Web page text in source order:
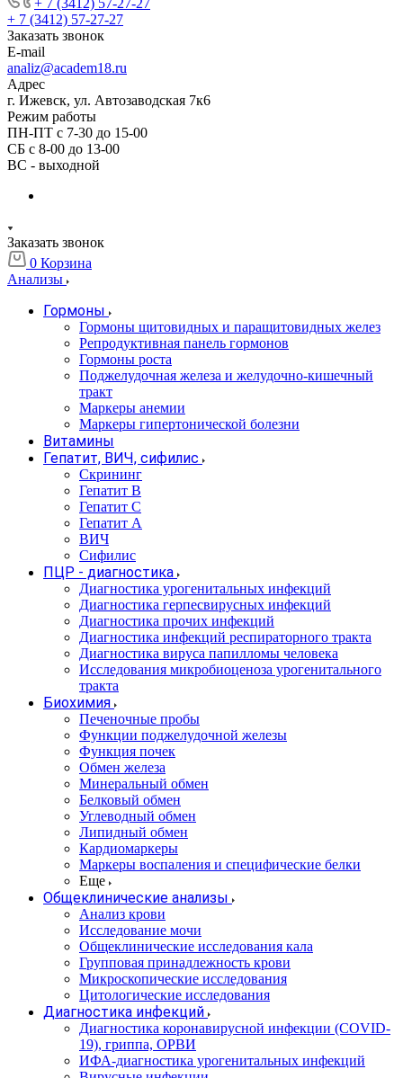
+ 7 (3412) 57-27-27
+ 7 (3412) 57-27-27
Заказать звонок
E-mail
analiz@academ18.ru
Адрес
г. Ижевск, ул. Автозаводская 7к6
Режим работы
ПН-ПТ с 7-30 до 15-00
СБ с 8-00 до 13-00
ВС - выходной
Заказать звонок
0 Корзина
Анализы
Гормоны
Гормоны щитовидных и паращитовидных желез
Репродуктивная панель гормонов
Гормоны роста
Поджелудочная железа и желудочно-кишечный
тракт
Маркеры анемии
Маркеры гипертонической болезни
Витамины
Гепатит, ВИЧ, сифилис
Скрининг
Гепатит В
Гепатит С
Гепатит А
ВИЧ
Сифилис
ПЦР - диагностика
Диагностика урогенитальных инфекций
Диагностика герпесвирусных инфекций
Диагностика прочих инфекций
Диагностика инфекций респираторного тракта
Диагностика вируса папилломы человека
Исследования микробиоценоза урогенитального
тракта
Биохимия
Печеночные пробы
Функции поджелудочной железы
Функция почек
Обмен железа
Минеральный обмен
Белковый обмен
Углеводный обмен
Липидный обмен
Кардиомаркеры
Маркеры воспаления и специфические белки
Еще
Общеклинические анализы
Анализ крови
Исследование мочи
Общеклинические исследования кала
Групповая принадлежность крови
Микроскопические исследования
Цитологические исследования
Диагностика инфекций
Диагностика коронавирусной инфекции (COVID-
19), гриппа, ОРВИ
ИФА-диагностика урогенитальных инфекций